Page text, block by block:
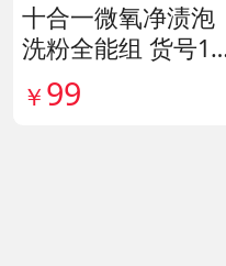
十合一微氧净渍泡
洗粉全能组 货号14
1926
￥ 99